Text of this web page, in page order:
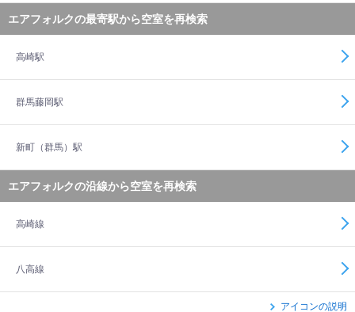
エアフォルクの最寄駅から空室を再検索
高崎駅
群馬藤岡駅
新町（群馬）駅
エアフォルクの沿線から空室を再検索
高崎線
八高線
アイコンの説明